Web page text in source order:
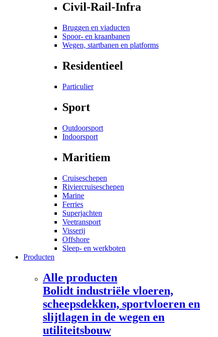
Civil-Rail-Infra
Bruggen en viaducten
Spoor- en kraanbanen
Wegen, startbanen en platforms
Residentieel
Particulier
Sport
Outdoorsport
Indoorsport
Maritiem
Cruiseschepen
Riviercruiseschepen
Marine
Ferries
Superjachten
Veetransport
Visserij
Offshore
Sleep- en werkboten
Producten
Alle producten
Bolidt industriële vloeren,
scheepsdekken, sportvloeren en
slijtlagen in de wegen en
utiliteitsbouw